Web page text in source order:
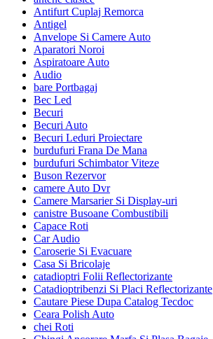
Antifurt Cuplaj Remorca
Antigel
Anvelope Si Camere Auto
Aparatori Noroi
Aspiratoare Auto
Audio
bare Portbagaj
Bec Led
Becuri
Becuri Auto
Becuri Leduri Proiectare
burdufuri Frana De Mana
burdufuri Schimbator Viteze
Buson Rezervor
camere Auto Dvr
Camere Marsarier Si Display-uri
canistre Busoane Combustibili
Capace Roti
Car Audio
Caroserie Si Evacuare
Casa Si Bricolaje
catadioptri Folii Reflectorizante
Catadioptribenzi Si Placi Reflectorizante
Cautare Piese Dupa Catalog Tecdoc
Ceara Polish Auto
chei Roti